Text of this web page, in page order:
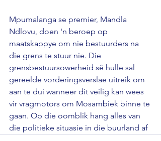
Mpumalanga se premier, Mandla
Ndlovu, doen 'n beroep op
maatskappye om nie bestuurders na
die grens te stuur nie. Die
grensbestuursowerheid sê hulle sal
gereelde vorderingsverslae uitreik om
aan te dui wanneer dit veilig kan wees
vir vragmotors om Mosambiek binne te
gaan. Op die oomblik hang alles van
die politieke situasie in die buurland af